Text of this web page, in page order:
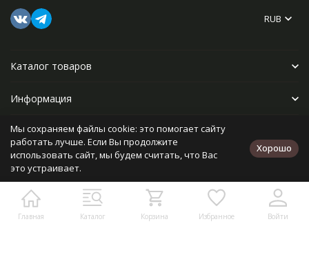
Главная Каталог Корзина Избранное Войти
RUB
Каталог товаров
Информация
Прочее
Политика персональных данных
Разработано в
bodysite.ru
Мы сохраняем файлы cookie: это помогает сайту
работать лучше. Если Вы продолжите
использовать сайт, мы будем считать, что Вас
это устраивает.
Хорошо